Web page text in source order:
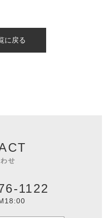
に戻る
せ
1122